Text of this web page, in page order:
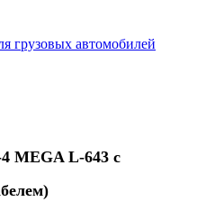
грузовых автомобилей
MEGA L-643 с